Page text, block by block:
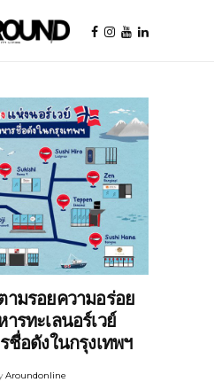
ามรอยความอร่อย
รทะเลนอร์เวย์
ชื่อดังในกรุงเทพฯ
Aroundonline